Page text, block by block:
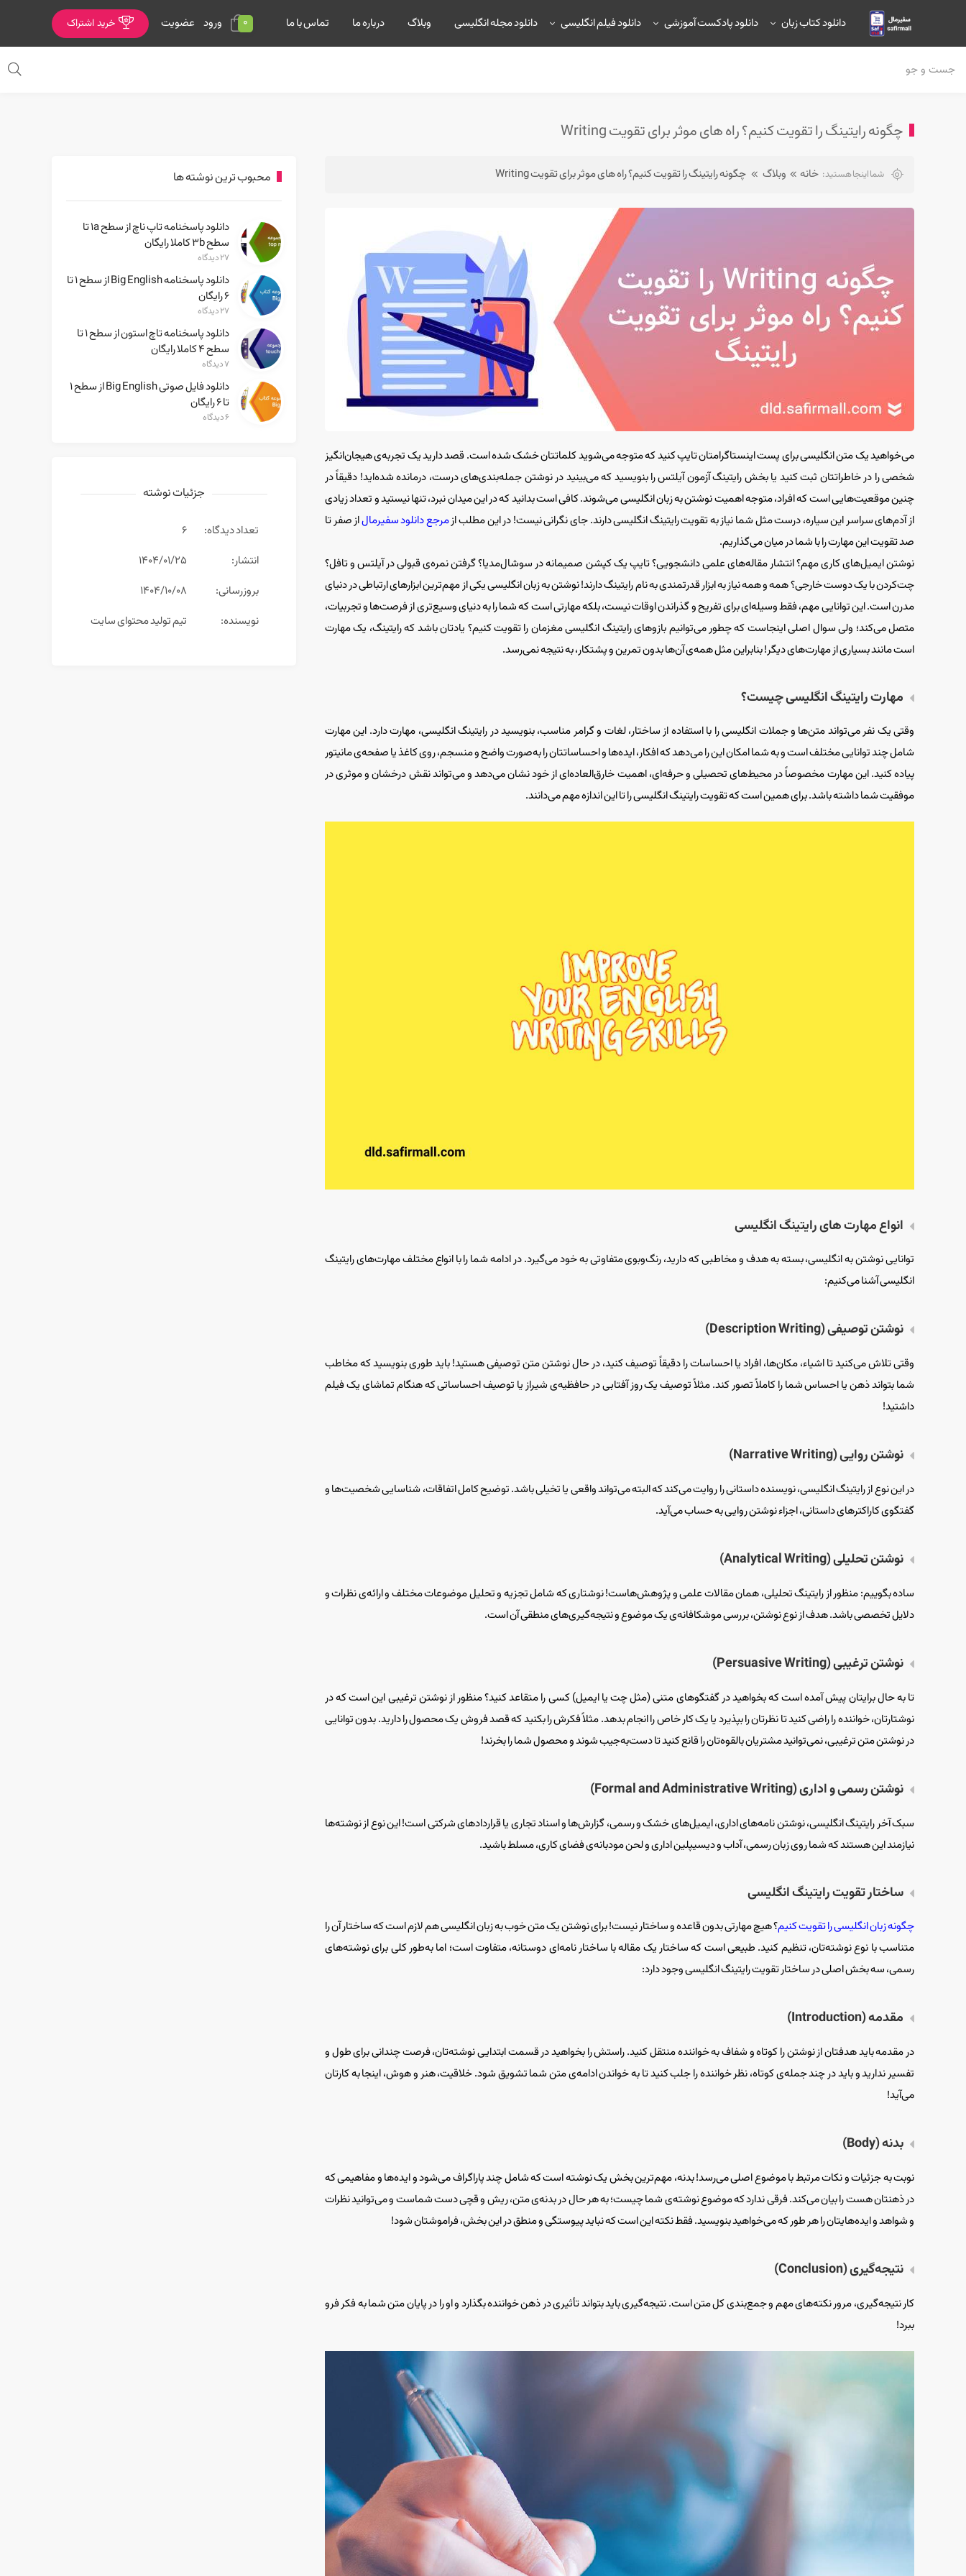
دانلود کتاب زبان دانلود پادکست آموزشی دانلود فیلم انگلیسی دانلود مجله انگلیسی وبلاگ درباره ما تماس با ما 0 ورود عضویت خرید اشتراک
چگونه رایتینگ را تقویت کنیم؟ راه های موثر برای تقویت Writing
شما اینجا هستید: خانه وبلاگ چگونه رایتینگ را تقویت کنیم؟ راه های موثر برای تقویت Writing
می‌خواهید یک متن انگلیسی برای پست اینستاگرامتان تایپ کنید که متوجه می‌شوید کلماتتان خشک شده است. قصد دارید یک تجربه‌ی هیجان‌انگیز
شخصی را در خاطراتتان ثبت کنید یا بخش رایتینگ آزمون آیلتس را بنویسید که می‌بینید در نوشتن جمله‌بندی‌های درست، درمانده شده‌اید! دقیقاً در
چنین موقعیت‌هایی است که افراد، متوجه اهمیت نوشتن به زبان انگلیسی می‌شوند. کافی است بدانید که در این میدان نبرد، ‌تنها نیستید و تعداد زیادی
از آدم‌های سراسر این سیاره، درست مثل شما نیاز به تقویت رایتینگ انگلیسی دارند. جای نگرانی نیست! در این مطلب ازمرجع دانلود سفیرمالاز صفر تا
صد تقویت این مهارت را با شما در میان می‌گذاریم.
نوشتن ایمیل‌های کاری مهم؟ انتشار مقاله‌های علمی دانشجویی؟ تایپ یک کپشن صمیمانه در سوشال‌مدیا؟ گرفتن نمره‌ی قبولی در آیلتس و تافل؟
چت‌کردن با یک دوست خارجی؟ همه و همه نیاز به ابزار قدرتمندی به نام رایتینگ دارند! نوشتن به زبان انگلیسی یکی از مهم‌ترین ابزارهای ارتباطی در دنیای
مدرن است. این توانایی مهم، فقط وسیله‌ای برای تفریح و گذراندن اوقات نیست، بلکه مهارتی است که شما را به دنیای وسیع‌تری از فرصت‌ها و تجربیات،
متصل می‌کند؛ ولی سوال اصلی اینجاست که چطور می‌توانیم بازوهای رایتینگ انگلیسی مغزمان را تقویت کنیم؟ یادتان باشد که رایتینگ، یک مهارت
است مانند بسیاری از مهارت‌های دیگر! بنابراین مثل همه‌‌ی آن‌ها بدون تمرین و پشتکار، به نتیجه نمی‌رسد.
مهارت رایتینگ انگلیسی چیست؟
وقتی یک نفر می‌تواند متن‌ها و جملات انگلیسی را با استفاده از ساختار، لغات و گرامر مناسب، بنویسید در رایتینگ انگلیسی، مهارت دارد. این مهارت
شامل چند توانایی مختلف است و به شما امکان این را می‌دهد که افکار، ایده‌ها و احساساتتان را به‌‌صورت واضح و منسجم، روی کاغذ یا صفحه‌ی مانیتور
پیاده کنید. این مهارت مخصوصاً در محیط‌های تحصیلی و حرفه‌ای، اهمیت خارق‌العاده‌ای از خود نشان می‌دهد و می‌تواند نقش درخشان و موثری در
موفقیت شما داشته باشد. برای همین است که تقویت رایتینگ انگلیسی را تا این اندازه مهم می‌دانند.
انواع مهارت های رایتینگ انگلیسی
توانایی نوشتن به انگلیسی، بسته به هدف‌ و مخاطبی که دارید، رنگ‌وبوی متفاوتی به خود می‌گیرد. در ادامه شما را با انواع مختلف مهارت‌های رایتینگ
انگلیسی آشنا می‌کنیم:
نوشتن توصیفی (Description Writing)
وقتی تلاش می‌کنید تا اشیاء، مکان‌ها، افراد یا احساسات را دقیقاً توصیف کنید، در حال نوشتن متن توصیفی هستید! باید طوری بنویسید که مخاطب
شما بتواند ذهن یا احساس شما را کاملاً تصور کند. مثلاً توصیف یک روز آفتابی در حافظیه‌ی شیراز یا توصیف احساساتی که هنگام تماشای یک فیلم
داشتید!
نوشتن روایی (Narrative Writing)
در این نوع از رایتینگ انگلیسی، نویسنده داستانی را روایت می‌کند که البته می‌تواند واقعی یا تخیلی باشد. توضیح کامل اتفاقات، شناسایی شخصیت‌ها و
گفتگوی کاراکترهای داستانی، اجزاء نوشتن روایی به حساب می‌آید.
نوشتن تحلیلی (Analytical Writing)
ساده بگوییم: منظور از رایتینگ تحلیلی، همان مقالات علمی و پژوهش‌هاست! نوشتاری که شامل تجزیه و تحلیل موضوعات مختلف و ارائه‌ی نظرات و
دلایل تخصصی باشد. هدف از نوع نوشتن،‌ بررسی موشکافانه‌ی یک موضوع و نتیجه‌گیری‌های منطقی آن است.
نوشتن ترغیبی (Persuasive Writing)
تا به حال برایتان پیش آمده است که بخواهید در گفتگوهای متنی (مثل چت یا ایمیل) کسی را متقاعد کنید؟ منظور از نوشتن ترغیبی این است که در
نوشتارتان، خواننده را راضی کنید تا نظرتان را بپذیرد یا یک کار خاص را انجام بدهد. مثلاً فکرش را بکنید که قصد فروش یک محصول را دارید. بدون توانایی
در نوشتن متن ترغیبی، نمی‌توانید مشتریان بالقوه‌تان را قانع کنید تا دست‌به‌جیب شوند و محصول شما را بخرند!
نوشتن رسمی و اداری (Formal and Administrative Writing)
سبک آخر رایتینگ انگلیسی، نوشتن نامه‌های اداری، ایمیل‌های خشک و رسمی، گزارش‌ها و اسناد تجاری یا قراردادهای شرکتی است! این نوع از نوشته‌ها
نیازمند این هستند که شما روی زبان رسمی، آداب و دیسیپلین اداری و لحن مودبانه‌ی فضای کاری، مسلط باشید.
ساختار تقویت رایتینگ انگلیسی
چگونه زبان انگلیسی را تقویت کنیم؟ هیچ مهارتی بدون قاعده و ساختار نیست! برای نوشتن یک متن خوب به زبان انگلیسی هم لازم است که ساختار آن را
متناسب با نوع نوشته‌تان، تنظیم کنید. طبیعی است که ساختار یک مقاله با ساختار نامه‌ای دوستانه، متفاوت است؛ اما به‌طور کلی برای نوشته‌های
رسمی، سه بخش اصلی در ساختار تقویت رایتینگ انگلیسی وجود دارد:
مقدمه (Introduction)
در مقدمه باید هدفتان از نوشتن را کوتاه و شفاف به خواننده منتقل کنید. راستش را بخواهید در قسمت ابتدایی نوشته‌تان، فرصت چندانی برای طول و
تفسیر ندارید و باید در چند جمله‌ی کوتاه، نظر خواننده را جلب کنید تا به خواندن ادامه‌ی متن شما تشویق شود. خلاقیت، هنر و هوش، اینجا به کارتان
می‌آید!
بدنه (Body)
نوبت به جزئیات و نکات مرتبط با موضوع اصلی می‌رسد! بدنه، مهم‌ترین بخش یک نوشته است که شامل چند پاراگراف می‌شود و ایده‌ها و مفاهیمی که
در ذهنتان هست را بیان می‌کند. فرقی ندارد که موضوع نوشته‌ی شما چیست؛ به هر حال در بدنه‌ی متن، ریش و قچی دست شماست و می‌توانید نظرات
و شواهد و ایده‌هایتان را هر طور که می‌خواهید بنویسید. فقط نکته این است که نباید پیوستگی و منطق در این بخش، فراموشتان شود!
نتیجه‌گیری (Conclusion)
کار نتیجه‌گیری، مرور نکته‌های مهم و جمع‌بندی کل متن است. نتیجه‌گیری باید بتواند تأثیری در ذهن خواننده بگذارد و او را در پایان متن شما به فکر فرو
ببرد!
محبوب ترین نوشته ها
دانلود پاسخنامه تاپ ناچ از سطح 1a تا
سطح 3b کاملا رایگان
۲۷ دیدگاه
دانلود پاسخنامه Big English از سطح ۱ تا
۶ رایگان
۲۷ دیدگاه
دانلود پاسخنامه تاچ استون از سطح ۱ تا
سطح ۴ کاملا رایگان
۷ دیدگاه
دانلود فایل صوتی Big English از سطح ۱
تا ۶ رایگان
۶ دیدگاه
جزئیات نوشته
تعداد دیدگاه:
6
انتشار:
۱۴۰۴/۰۱/۲۵
بروزرسانی:
۱۴۰۴/۱۰/۰۸
نویسنده:
تیم تولید محتوای سایت